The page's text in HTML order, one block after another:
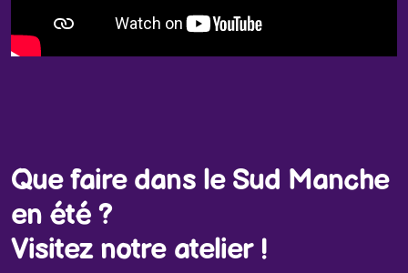
Que faire dans le Sud Manche
en été ?
Visitez notre atelier !